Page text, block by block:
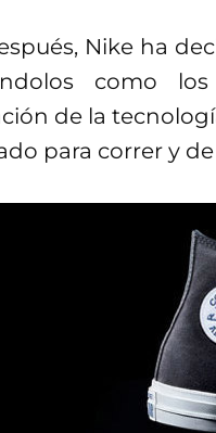
Nike ha
como
de la
para correr y